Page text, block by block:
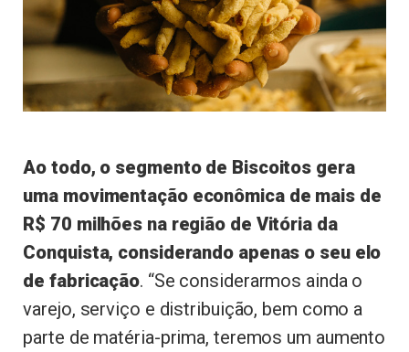
Ao todo, o segmento de Biscoitos gera
uma movimentação econômica de mais de
R$ 70 milhões na região de Vitória da
Conquista, considerando apenas o seu elo
de fabricação. “Se considerarmos ainda o
varejo, serviço e distribuição, bem como a
parte de matéria-prima, teremos um aumento